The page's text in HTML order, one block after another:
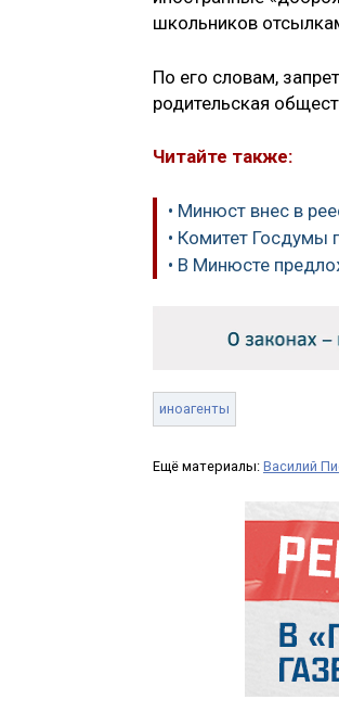
школьников
По его словам,
родительская
Читайте также:
• Минюст внес в
• Комитет Госдумы
• В Минюсте
иноагенты
Ещё материалы: Василий